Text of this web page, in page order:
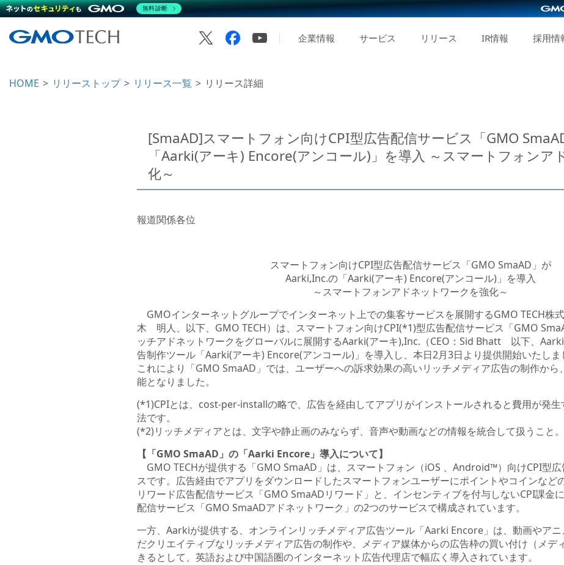
企業情報 サービス リリース IR情報 採用情
HOME リリーストップ リリース一覧 リリース詳細
[SmaAD]スマートフォン向けCPI型広告配信サービス「GMO
「Aarki(アーキ) Encore(アンコール)」を導入 ～スマートフォンア
化～
報道関係各位
スマートフォン向けCPI型広告配信サービス「GMO SmaAD」が
Aarki,Inc.の「Aarki(アーキ) Encore(アンコール)」を導入
～スマートフォンアドネットワークを強化～
GMOインターネットグループでインターネット上での集客サービスを展開するGMO TECH株
木 明人、以下、GMO TECH）は、スマートフォン向けCPI(*1)型広告配信サービス「GMO
ッチアドネットワークをグローバルに展開するAarki(アーキ),Inc.（CEO：Sid Bhatt 以下、
告制作ツール「Aarki(アーキ) Encore(アンコール)」を導入し、本日2月3日より提供開始いたしま
これにより「GMO SmaAD」では、ユーザーへの訴求効果の高いリッチメディア広告の制作か
能となりました。
(*1)CPIとは、cost-per-installの略で、広告を経由してアプリがインストールされると費用が発
法です。
(*2)リッチメディアとは、文字や静止画のみならず、音声や動画などの情報を統合して扱うこと。
【「GMO SmaAD」の「Aarki Encore」導入について】
GMO TECHが提供する「GMO SmaAD」は、スマートフォン（iOS 、Android™）向けCPI型
スです。広告経由でアプリをダウンロードしたスマートフォンユーザーにポイントやコインなど
リワード広告配信サービス「GMO SmaADリワード」と、インセンティブを付与しないCPI課金
配信サービス「GMO SmaADアドネットワーク」の2つのサービスで構成されています。
一方、Aarkiが提供する、オンラインリッチメディア広告ツール「Aarki Encore」は、動画やア
だクリエイティブなリッチメディア広告の制作や、メディア媒体からの広告枠の買い付け（メデ
きるとして、英語および中国語圏のインターネット広告代理店で幅広く導入されています。
無料診断